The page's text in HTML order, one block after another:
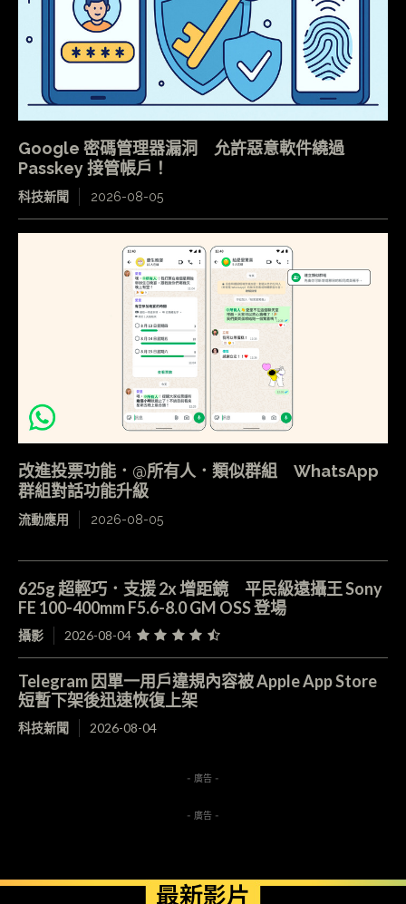
Google 密碼管理器漏洞 允許惡意軟件繞過
Passkey 接管帳戶！
科技新聞 2026-08-05
改進投票功能．@所有人．類似群組 WhatsApp
群組對話功能升級
流動應用 2026-08-05
625g 超輕巧．支援 2x 增距鏡 平民級遠攝王 Sony
FE 100-400mm F5.6-8.0 GM OSS 登場
攝影 2026-08-04
Telegram 因單一用戶違規內容被 Apple App Store
短暫下架後迅速恢復上架
科技新聞 2026-08-04
- 廣告 -
- 廣告 -
最新影片